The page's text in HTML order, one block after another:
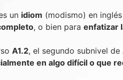
un idiom (modismo) en
, o bien para enfatizar
A1.2, el segundo subnivel de
en algo difícil o que